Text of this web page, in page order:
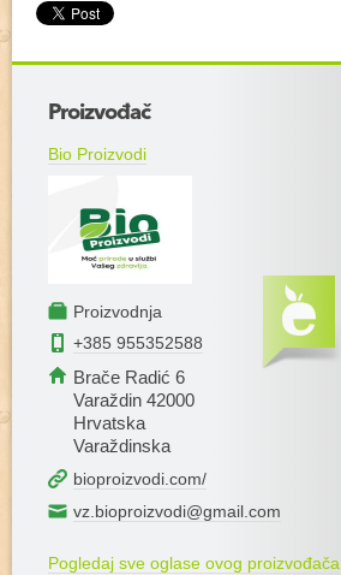
+
Proizvođač
Bio Proizvodi
Proizvodnja
+385 955352588
Brače Radić 6
Varaždin 42000
Hrvatska
Varaždinska
bioproizvodi.com/
vz.bioproizvodi@gmail.com
Pogledaj sve oglase ovog proizvođača